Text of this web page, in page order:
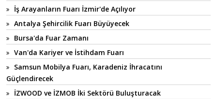
İş Arayanların Fuarı İzmir'de Açılıyor
Antalya Şehircilik Fuarı Büyüyecek
Bursa'da Fuar Zamanı
Van'da Kariyer ve İstihdam Fuarı
Samsun Mobilya Fuarı, Karadeniz İhracatını
Güçlendirecek
İZWOOD ve İZMOB İki Sektörü Buluşturacak